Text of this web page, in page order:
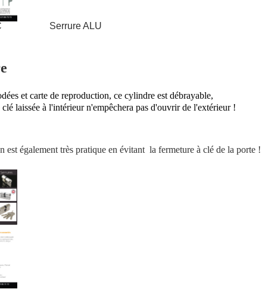
Serrure ALU
et carte de reproduction, ce cylindre est débrayable,
laissée à l'intérieurn'empêchera pas d'ouvrir de l'extérieur !
est également très pratique en évitant la fermeture à clé de la porte !